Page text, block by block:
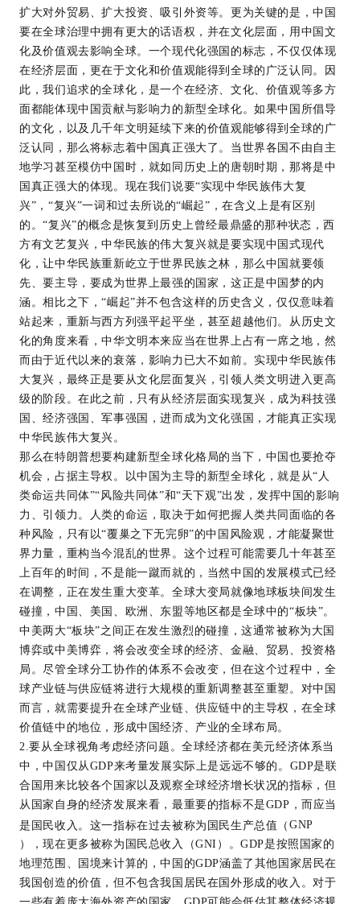
扩大对外贸易、扩大投资、吸引外资等。更为关键的是，中国
要在全球治理中拥有更大的话语权，并在文化层面，用中国文
化及价值观去影响全球。一个现代化强国的标志，不仅仅体现
在经济层面，更在于文化和价值观能得到全球的广泛认同。因
此，我们追求的全球化，是一个在经济、文化、价值观等多方
面都能体现中国贡献与影响力的新型全球化。如果中国所倡导
的文化，以及几千年文明延续下来的价值观能够得到全球的广
泛认同，那么将标志着中国真正强大了。当世界各国不由自主
地学习甚至模仿中国时，就如同历史上的唐朝时期，那将是中
国真正强大的体现。现在我们说要“实现中华民族伟大复
兴”，“复兴”一词和过去所说的“崛起”，在含义上是有区别
的。“复兴”的概念是恢复到历史上曾经最鼎盛的那种状态，西
方有文艺复兴，中华民族的伟大复兴就是要实现中国式现代
化，让中华民族重新屹立于世界民族之林，那么中国就要领
先、要主导，要成为世界上最强的国家，这正是中国梦的内
涵。相比之下，“崛起”并不包含这样的历史含义，仅仅意味着
站起来，重新与西方列强平起平坐，甚至超越他们。从历史文
化的角度来看，中华文明本来应当在世界上占有一席之地，然
而由于近代以来的衰落，影响力已大不如前。实现中华民族伟
大复兴，最终正是要从文化层面复兴，引领人类文明进入更高
级的阶段。在此之前，只有从经济层面实现复兴，成为科技强
国、经济强国、军事强国，进而成为文化强国，才能真正实现
中华民族伟大复兴。
那么在特朗普想要构建新型全球化格局的当下，中国也要抢夺
机会，占据主导权。以中国为主导的新型全球化，就是从“人
类命运共同体”“风险共同体”和“天下观”出发，发挥中国的影响
力、引领力。人类的命运，取决于如何把握人类共同面临的各
种风险，只有以“覆巢之下无完卵”的中国风险观，才能凝聚世
界力量，重构当今混乱的世界。这个过程可能需要几十年甚至
上百年的时间，不是能一蹴而就的，当然中国的发展模式已经
在调整，正在发生重大变革。全球大变局就像地球板块间发生
碰撞，中国、美国、欧洲、东盟等地区都是全球中的“板块”。
中美两大“板块”之间正在发生激烈的碰撞，这通常被称为大国
博弈或中美博弈，将会改变全球的经济、金融、贸易、投资格
局。尽管全球分工协作的体系不会改变，但在这个过程中，全
球产业链与供应链将进行大规模的重新调整甚至重塑。对中国
而言，就需要提升在全球产业链、供应链中的主导权，在全球
价值链中的地位，形成中国经济、产业的全球布局。
2.要从全球视角考虑经济问题。全球经济都在美元经济体系当
中，中国仅从GDP来考量发展实际上是远远不够的。GDP是联
合国用来比较各个国家以及观察全球经济增长状况的指标，但
从国家自身的经济发展来看，最重要的指标不是GDP，而应当
是国民收入。这一指标在过去被称为国民生产总值（ GNP
），现在更多被称为国民总收入（GNI）。GDP是按照国家的
地理范围、国境来计算的，中国的GDP涵盖了其他国家居民在
我国创造的价值，但不包含我国居民在国外形成的收入。对于